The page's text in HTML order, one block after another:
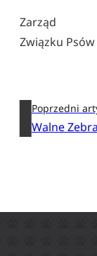
Zarząd
Związku
Poprzedni
Walne